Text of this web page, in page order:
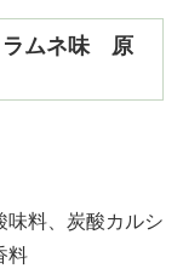
ラムネ味 原
味料、炭酸カルシ
料